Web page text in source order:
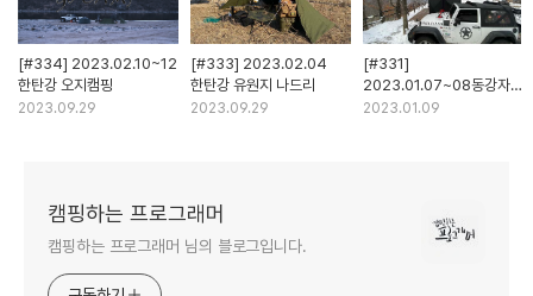
[#334] 2023.02.10~12
한탄강 오지캠핑
2023.09.29
[#333] 2023.02.04
한탄강 유원지 나드리
2023.09.29
[#331]
2023.01.07~08동강자연
부녀캠
2023.01.09
캠핑하는 프로그래머
캠핑하는 프로그래머 님의 블로그입니다.